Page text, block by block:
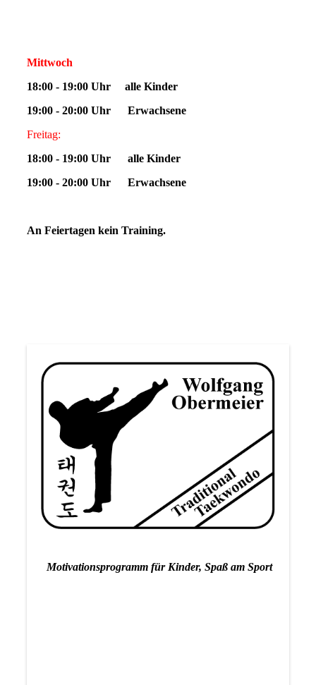
Mittwoch
18:00 - 19:00 Uhr alle Kinder
19:00 - 20:00 Uhr Erwachsene
Freitag:
18:00 - 19:00 Uhr alle Kinder
19:00 - 20:00 Uhr Erwachsene
An Feiertagen kein Training.
Motivationsprogramm für Kinder, Spaß am Sport